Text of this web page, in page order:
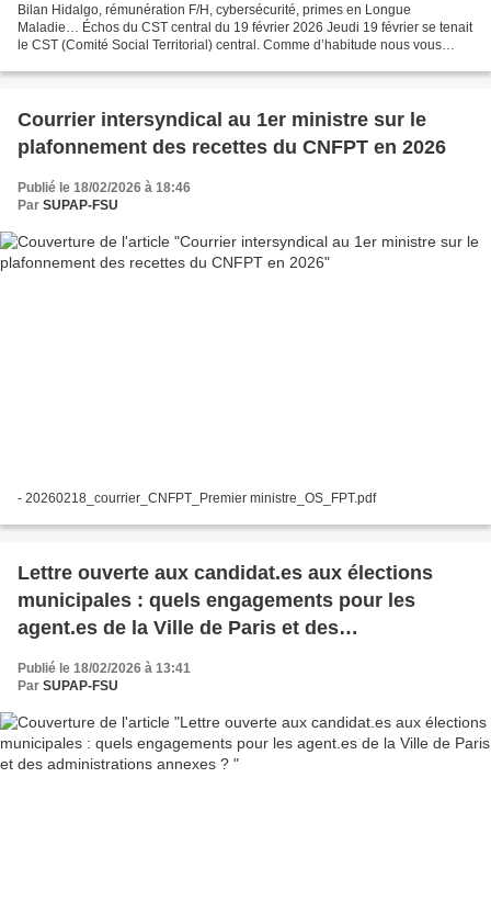
Bilan Hidalgo, rémunération F/H, cybersécurité, primes en Longue
Maladie… Échos du CST central du 19 février 2026 Jeudi 19 février se tenait
le CST (Comité Social Territorial) central. Comme d’habitude nous vous
Courrier intersyndical au 1er ministre sur le
plafonnement des recettes du CNFPT en 2026
Publié le 18/02/2026 à 18:46
Par SUPAP-FSU
- 20260218_courrier_CNFPT_Premier ministre_OS_FPT.pdf
Lettre ouverte aux candidat.es aux élections
municipales : quels engagements pour les
agent.es de la Ville de Paris et des
administrations annexes ?
Publié le 18/02/2026 à 13:41
Par SUPAP-FSU